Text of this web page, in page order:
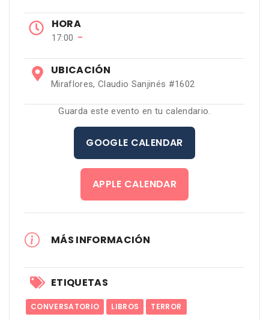
HORA
17:00 −
UBICACIÓN
Miraflores, Claudio Sanjinés #1602
Guarda este evento en tu calendario.
GOOGLE CALENDAR
APPLE CALENDAR
MÁS INFORMACIÓN
ETIQUETAS
CONVERSATORIO LIBROS TERROR